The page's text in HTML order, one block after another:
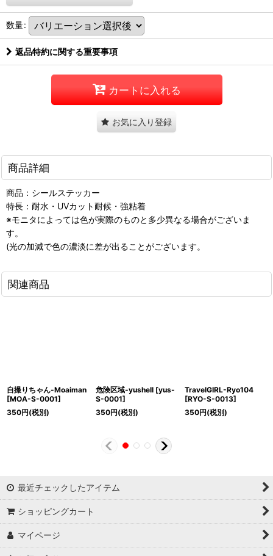
数量:
返品特約に関する重要事項
カートに入れる
お気に入り登録
商品詳細
商品：シールステッカー
特長：耐水・UVカット耐候・強粘着
※モニタによっては色が実際のものと多少異なる場合がございま
す。
(光の加減で色の濃淡に差が出ることがございます。
関連商品
自撮りちゃん-Moaiman
[MOA-S-0001]
350円(税別)
危険区域-yushell [yus-
S-0001]
350円(税別)
TravelGIRL-Ryo104
[RYO-S-0013]
350円(税別)
最近チェックしたアイテム
ショッピングカート
マイページ